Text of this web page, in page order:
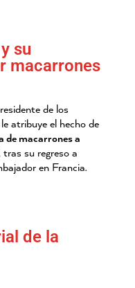
su
macarrones
de los
atribuye el hecho de
de macarrones a
su regreso a
en Francia.
de la